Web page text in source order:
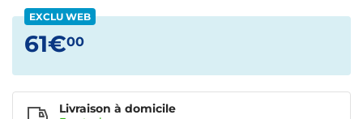
EXCLU WEB
61€00
Livraison à domicile